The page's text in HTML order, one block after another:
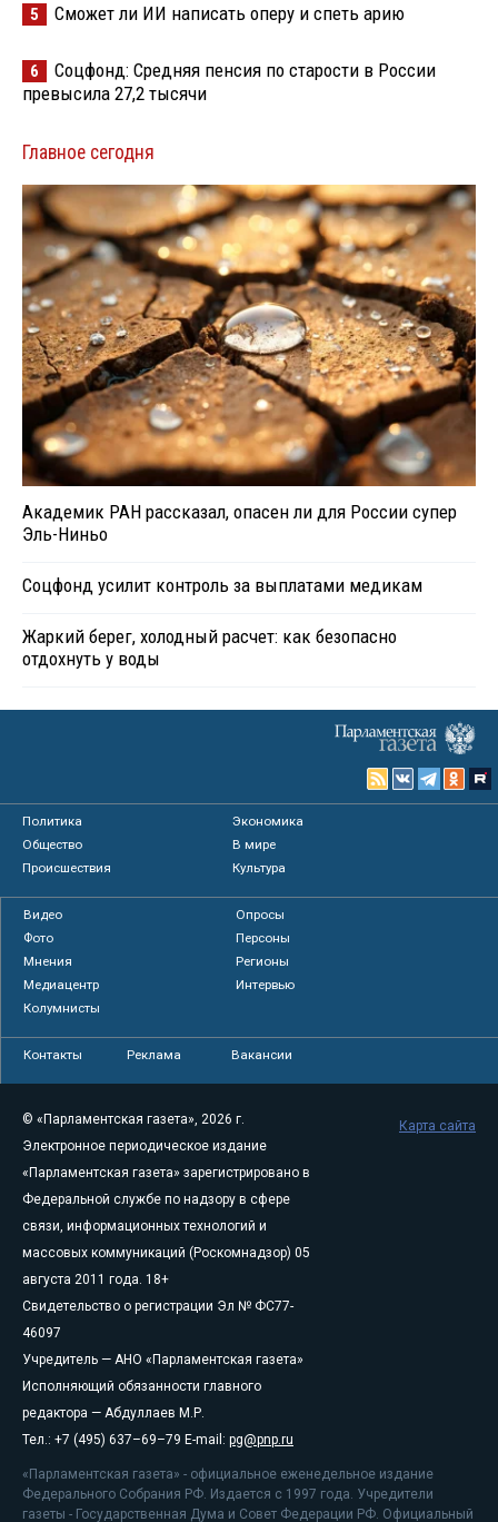
5 Сможет ли ИИ написать оперу и спеть арию
6
Соцфонд: Средняя пенсия по старости в России
превысила 27,2 тысячи
Главное сегодня
Академик РАН рассказал, опасен ли для России супер
Эль-Ниньо
Соцфонд усилит контроль за выплатами медикам
Жаркий берег, холодный расчет: как безопасно
отдохнуть у воды
Политика
Экономика
Общество
В мире
Происшествия
Культура
Видео
Опросы
Фото
Персоны
Мнения
Регионы
Медиацентр
Интервью
Колумнисты
Контакты Реклама Вакансии
© «Парламентская газета», 2026 г.
Электронное периодическое издание
«Парламентская газета» зарегистрировано в
Федеральной службе по надзору в сфере
связи, информационных технологий и
массовых коммуникаций (Роскомнадзор) 05
августа 2011 года. 18+
Свидетельство о регистрации Эл № ФС77-
46097
Учредитель — АНО «Парламентская газета»
Исполняющий обязанности главного
редактора — Абдуллаев М.Р.
Тел.: +7 (495) 637–69–79 E-mail: pg@pnp.ru
«Парламентская газета» - официальное еженедельное издание
Федерального Собрания РФ. Издается с 1997 года. Учредители
газеты - Государственная Дума и Совет Федерации РФ. Официальный
Карта сайта